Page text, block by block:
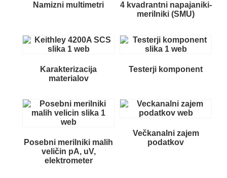
Namizni multimetri
4 kvadrantni napajaniki-
merilniki (SMU)
Karakterizacija
materialov
Testerji komponent
Posebni merilniki malih
veličin pA, uV,
elektrometer
Večkanalni zajem
podatkov